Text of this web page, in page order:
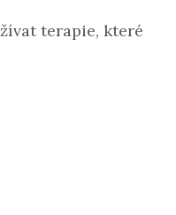
terapie, které